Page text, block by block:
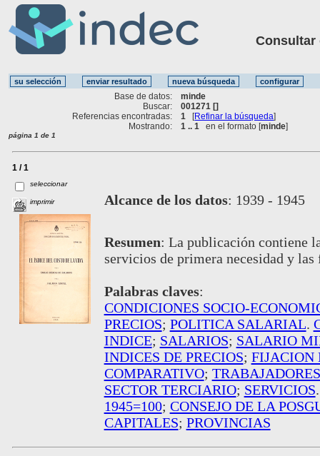
Consultar
Base de datos:
minde
Buscar:
001271 []
Referencias encontradas:
1 [Refinar la búsqueda]
Mostrando:
1 .. 1 en el formato [minde]
página 1 de 1
1 / 1
seleccionar
imprimir Alcance de los datos: 1939 - 1945
Resumen: La publicación contiene
servicios de primera necesidad y
Palabras claves:
CONDICIONES SOCIO-
PRECIOS; POLITICA SALARIAL.
INDICE; SALARIOS; SALARIO
INDICES DE PRECIOS; FIJACION
COMPARATIVO; TRABAJADORES
SECTOR TERCIARIO; SERVICIOS
1945=100; CONSEJO DE LA
CAPITALES; PROVINCIAS